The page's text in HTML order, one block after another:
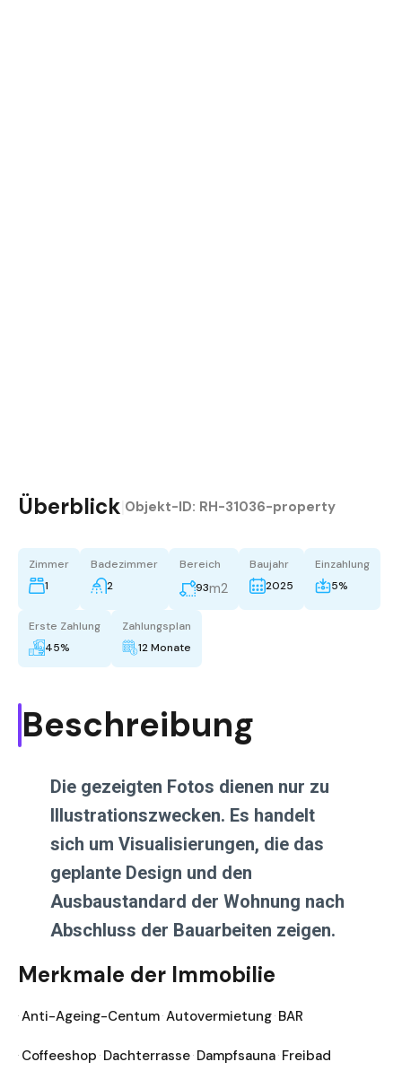
Überblick Objekt-ID: RH-31036-property
Zimmer
1
Badezimmer
2
Bereich
93m2
Baujahr
2025
Einzahlung
5%
Erste Zahlung
45%
Zahlungsplan
12 Monate
Beschreibung
Die gezeigten Fotos dienen nur zu
Illustrationszwecken. Es handelt
sich um Visualisierungen, die das
geplante Design und den
Ausbaustandard der Wohnung nach
Abschluss der Bauarbeiten zeigen.
Merkmale der Immobilie
Anti-Ageing-Centum Autovermietung BAR
Coffeeshop Dachterrasse Dampfsauna Freibad